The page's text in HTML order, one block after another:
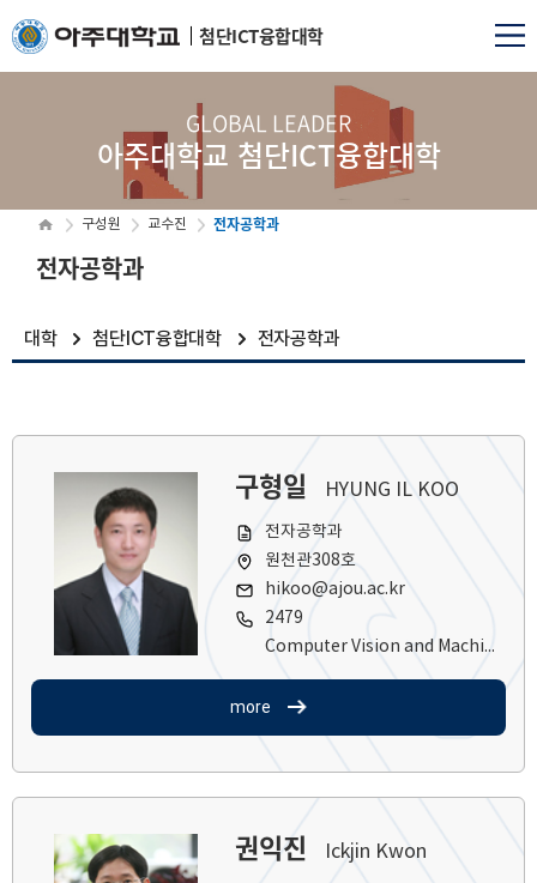
첨단ICT융합대학
GLOBAL LEADER
아주대학교 첨단ICT융합대학
구성원 교수진 전자공학과
전자공학과
대학 첨단ICT융합대학 전자공학과
구형일 HYUNG IL KOO
전자공학과
원천관308호
hikoo@ajou.ac.kr
2479
Computer Vision and Machine Learning
more
권익진 Ickjin Kwon